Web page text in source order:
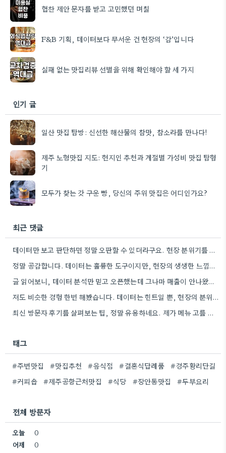
협찬 제안 문자를 받고 고민했던 며칠
F&B 기획, 데이터보다 무서운 건 현장의 ‘감’입니다
실패 없는 맛집리뷰 선별을 위해 확인해야 할 세 가지
인기 글
일산 맛집 탐방: 신선한 해산물의 참맛, 참소라를 만나다!
제주 노형맛집 지도: 현지인 추천과 계절별 가성비 맛집 탐험
기
모두가 찾는 갓 구운 빵, 당신의 주위 맛집은 어디인가요?
최근 댓글
데이터만 보고 판단하면 정말 오판할 수 있더라구요. 현장 분위기를 살피는 게 훨씬 중요할 것 같아요.
정말 공감합니다. 데이터는 훌륭한 도구이지만, 현장의 생생한 느낌을 놓치면 큰 의미가 없다는 말씀이 와닿네요.
글 읽어보니, 데이터 분석만 믿고 오픈했는데 그나마 매출이 안나왔던 경험이 생각나네요. 현장의 분위기, 손님 반응이…
저도 비슷한 경험 한번 해봤습니다. 데이터는 힌트일 뿐, 현장의 분위기는 정말 예측하기 어렵더라구요.
최신 방문자 후기를 살펴보는 팁, 정말 유용하네요. 제가 메뉴 고를 때도 비슷한 부분을 꼼꼼히 확인하고…
태그
#주변맛집 #맛집추천 #음식점 #결혼식답례품
#경주황리단길
#커피숍
#제주공항근처맛집 #식당 #장안동맛집 #두부요리
전체 방문자
오늘
0
어제
0